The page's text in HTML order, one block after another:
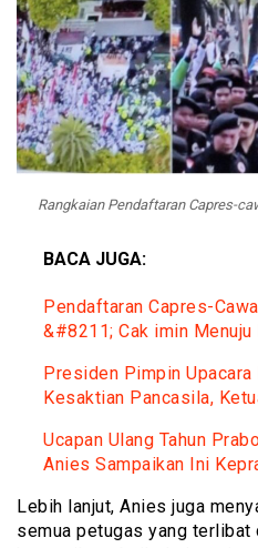
Rangkaian Pendaftaran Capres-
BACA JUGA:
Pendaftaran Capres-
&#8211; Cak imin Menuju
Presiden Pimpin
Kesaktian Pancasila,
Ucapan Ulang Tahun
Anies Sampaikan Ini
Lebih lanjut, Anies juga
semua petugas yang terlibat